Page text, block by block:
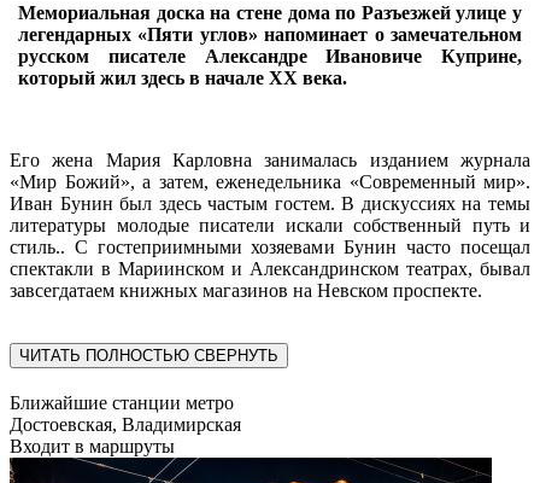
Мемориальная доска на стене дома по Разъезжей улице у
легендарных «Пяти углов» напоминает о замечательном
русском писателе Александре Ивановиче Куприне,
который жил здесь в начале XX века.
Его жена Мария Карловна занималась изданием журнала
«Мир Божий», а затем, еженедельника «Современный мир».
Иван Бунин был здесь частым гостем. В дискуссиях на темы
литературы молодые писатели искали собственный путь и
стиль.. С гостеприимными хозяевами Бунин часто посещал
спектакли в Мариинском и Александринском театрах, бывал
завсегдатаем книжных магазинов на Невском проспекте.
ЧИТАТЬ ПОЛНОСТЬЮ СВЕРНУТЬ
Ближайшие станции метро
Достоевская, Владимирская
Входит в маршруты